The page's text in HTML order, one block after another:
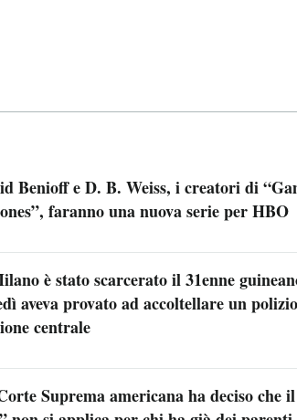
Benioff e D. B. Weiss, i creatori di
faranno una nuova serie per HBO
è stato scarcerato il 31enne
aveva provato ad accoltellare un
centrale
Suprema americana ha deciso che